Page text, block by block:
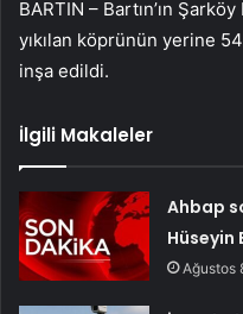
BARTIN – Bartın’ın
yıkılan köprünün yerine
inşa edildi.
İlgili Makaleler
Ahbap
Ağustos